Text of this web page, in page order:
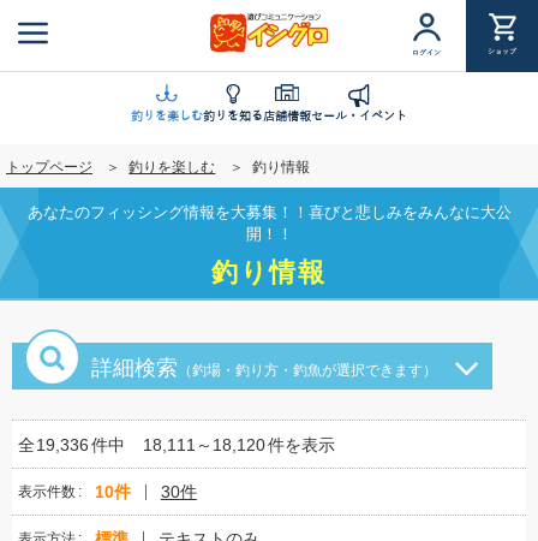
ン
に
移
動
ログイン ショップ
釣りを楽しむ釣りを知る店舗情報セール・イベント
トップページ 釣りを楽しむ 釣り情報
あなたのフィッシング情報を大募集！！喜びと悲しみをみんなに大公
開！！
釣り情報
詳細検索 （釣場・釣り方・釣魚が選択できます）
全19,336件中 18,111～18,120件を表示
表示件数 10件 30件